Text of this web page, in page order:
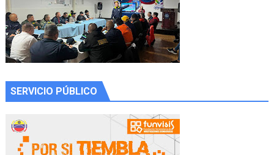
SERVICIO PÚBLICO